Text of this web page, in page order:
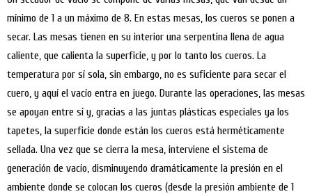
mínimo de 1 a un máximo de 8. En estas mesas, los cueros se ponen a
secar. Las mesas tienen en su interior una serpentina llena de agua
caliente, que calienta la superficie, y por lo tanto los cueros. La
temperatura por sí sola, sin embargo, no es suficiente para secar el
cuero, y aquí el vacío entra en juego. Durante las operaciones, las mesas
se apoyan entre sí y, gracias a las juntas plásticas especiales ya los
tapetes, la superficie donde están los cueros está herméticamente
sellada. Una vez que se cierra la mesa, interviene el sistema de
generación de vacío, disminuyendo dramáticamente la presión en el
ambiente donde se colocan los cueros (desde la presión ambiente de 1